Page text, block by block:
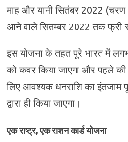
माह और यानी सितंबर 2022
आने वाले सितम्बर 2022 तक फ्री
इस योजना के तहत पूरे भारत में
को कवर किया जाएगा और पहले
लिए आवश्‍यक धनराशि का इंतजाम
द्वारा ही किया जाएगा।
एक राष्ट्र, एक राशन कार्ड योजना